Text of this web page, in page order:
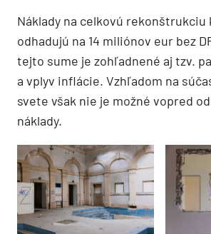
Náklady na celkovú rekonštrukciu
odhadujú na 14 miliónov eur bez
tejto sume je zohľadnené aj tzv.
a vplyv inflácie. Vzhľadom na
svete však nie je možné vopred
náklady.